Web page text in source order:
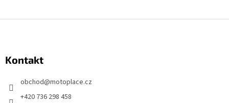
äKontakt
obchod@motoplace.cz
+420 736 298 458